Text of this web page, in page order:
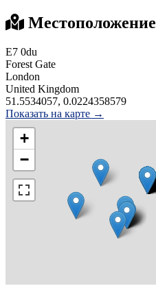
Местоположение
E7 0du
Forest Gate
London
United Kingdom
51.5534057, 0.0224358579
Показать на карте →
+
−